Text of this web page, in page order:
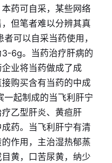
药可自采，某些网络
但笔者难以分辨其真
可以自采当药使用，
6g。当药治疗肝病的
业将当药做成了成
购买含有当药的中成
一起制成的当飞利肝宁
乙型肝炎、黄疸肝
药。当飞利肝宁有清
作用，主治湿热郁蒸
黄，口苦尿黄，纳少